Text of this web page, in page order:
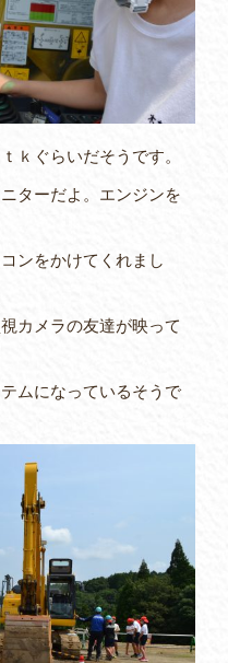
ｋぐらいだそうです。
ターだよ。エンジンを
ンをかけてくれまし
カメラの友達が映って
ムになっているそうで